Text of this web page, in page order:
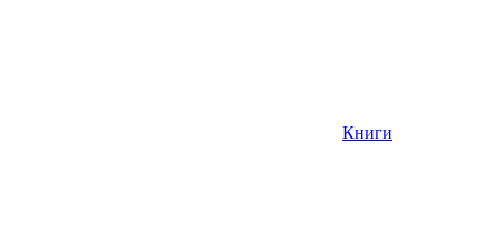
Книги